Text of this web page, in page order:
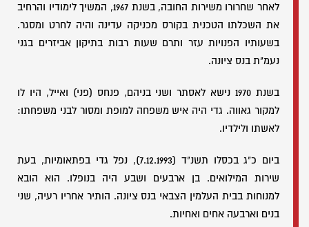
לאחר שחרורו משירות החובה, בשנת 1967, המשיך לימודיו והרחיב
את השכלתו הטכנית בקורס מכניקה עדינה והיה לחרט ומסגר.
בשעותיו הפנויות עזר ותרם שעות רבות בתיקון אביזרים בגני
נעמ"ת בנס ציונה.
בשנת 1970 נישא לאסתר ושני בניהם, פנחס (פני) ואייל, היו לו
למקור גאווה. גדי היה איש משפחה למופת ומסור לבני משפחתו:
לאשתו ולילדיו.
ביום כ"ג בכסלו תשנ"ד (7.12.1993), נפל גדי בפתאומיות, בעת
שירות המילואים. בן ארבעים ושבע היה בנופלו. הוא הובא
למנוחות בבית העלמין הצבאי בנס ציונה. הותיר אחריו רעיה, שני
בנים וארבעה אחים ואחיות.